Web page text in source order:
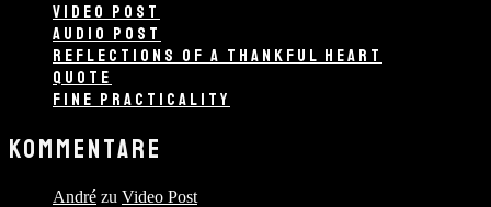
VIDEO POST
AUDIO POST
REFLECTIONS OF A THANKFUL HEART
QUOTE
FINE PRACTICALITY
KOMMENTARE
André zu Video Post